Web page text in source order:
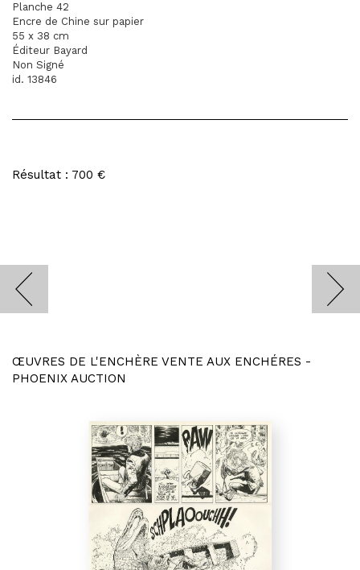
Planche 42
Encre de Chine sur papier
55 x 38 cm
Éditeur Bayard
Non Signé
id. 13846
Résultat : 700 €
ŒUVRES DE L'ENCHÈRE VENTE AUX ENCHÉRES -
PHOENIX AUCTION